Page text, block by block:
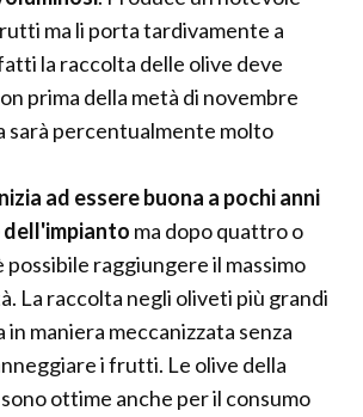
ma li porta tardivamente a
la raccolta delle olive deve
prima della metà di novembre
sarà percentualmente molto
ad essere buona a pochi anni
dell'impianto ma dopo quattro o
possibile raggiungere il massimo
La raccolta negli oliveti più grandi
maniera meccanizzata senza
i frutti. Le olive della
ottime anche per il consumo